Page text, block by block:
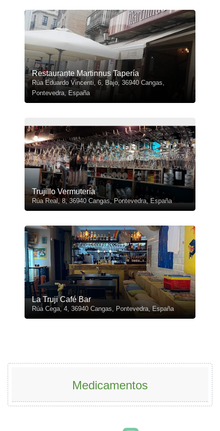
Restaurante Martinnus Tapería
Rúa Eduardo Vincenti, 6, Bajo, 36940 Cangas,
Pontevedra, España
Trujillo Vermutería
Rúa Real, 8, 36940 Cangas, Pontevedra, España
La Truji Café Bar
Rúa Cega, 4, 36940 Cangas, Pontevedra, España
Medicamentos